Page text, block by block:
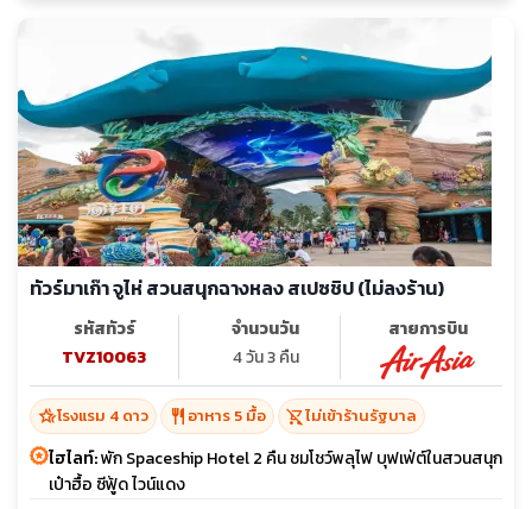
ทัวร์มาเก๊า จูไห่ สวนสนุกฉางหลง สเปซชิป (ไม่ลงร้าน)
รหัสทัวร์
TVZ10063
จำนวนวัน
4 วัน 3 คืน
สายการบิน
hotel_classโรงแรม 4 ดาว restaurant อาหาร 5 มื้อ shopping_cart_offไม่เข้าร้านรัฐบาล
ไฮไลท์:พัก Spaceship Hotel 2 คืน ชมโชว์พลุไฟ บุฟเฟ่ต์ในสวนสนุก
เป๋าฮื้อ ซีฟู้ด ไวน์แดง